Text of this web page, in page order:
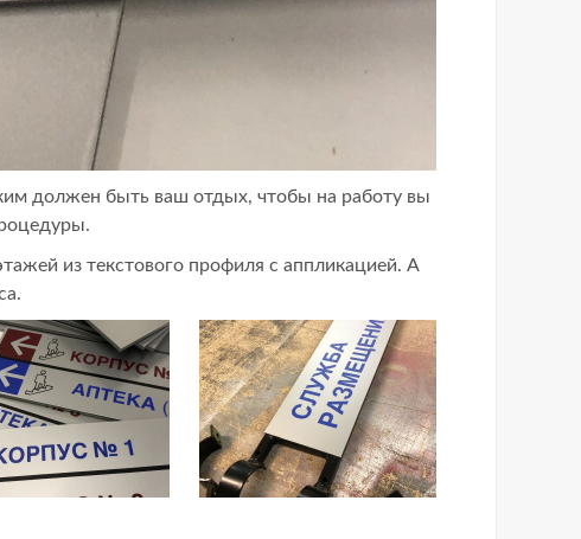
должен быть ваш отдых, чтобы на работу вы
из текстового профиля с аппликацией. А